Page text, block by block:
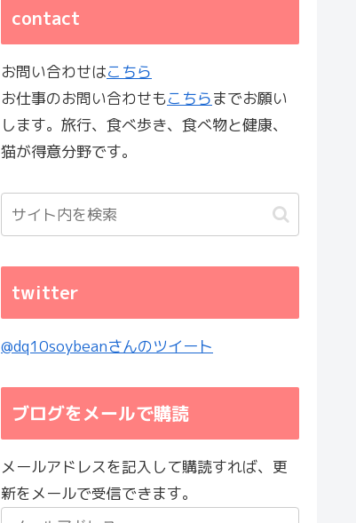
contact
お問い合わせはこちら
お仕事のお問い合わせもこちらまでお願い
します。旅行、食べ歩き、食べ物と健康、
猫が得意分野です。
twitter
@dq10soybeanさんのツイート
ブログをメールで購読
メールアドレスを記入して購読すれば、更
新をメールで受信できます。